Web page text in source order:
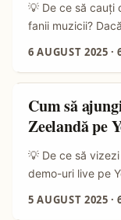
💡 De ce să cauți
fanii muzicii?
o oportunitate
vkontakte e
și croiască un
original și
...
6 AUGUST 2025 ·
Cum să
Zeelandă pe
💡 De ce să
demo-uri live pe
5 AUGUST 2025 ·